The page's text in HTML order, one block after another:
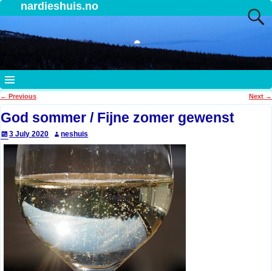
nardieshuis.no
Post navigation
← Previous Next →
God sommer / Fijne zomer gewenst
3 July 2020 neshuis